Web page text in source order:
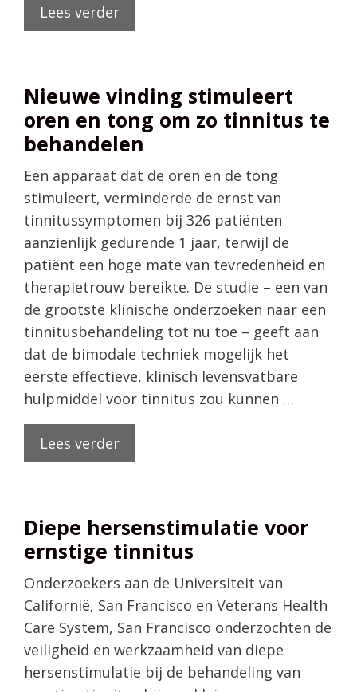
Lees verder
Nieuwe vinding stimuleert
oren en tong om zo tinnitus te
behandelen
Een apparaat dat de oren en de tong
stimuleert, verminderde de ernst van
tinnitussymptomen bij 326 patiënten
aanzienlijk gedurende 1 jaar, terwijl de
patiënt een hoge mate van tevredenheid en
therapietrouw bereikte. De studie – een van
de grootste klinische onderzoeken naar een
tinnitusbehandeling tot nu toe – geeft aan
dat de bimodale techniek mogelijk het
eerste effectieve, klinisch levensvatbare
hulpmiddel voor tinnitus zou kunnen …
Lees verder
Diepe hersenstimulatie voor
ernstige tinnitus
Onderzoekers aan de Universiteit van
Californië, San Francisco en Veterans Health
Care System, San Francisco onderzochten de
veiligheid en werkzaamheid van diepe
hersenstimulatie bij de behandeling van